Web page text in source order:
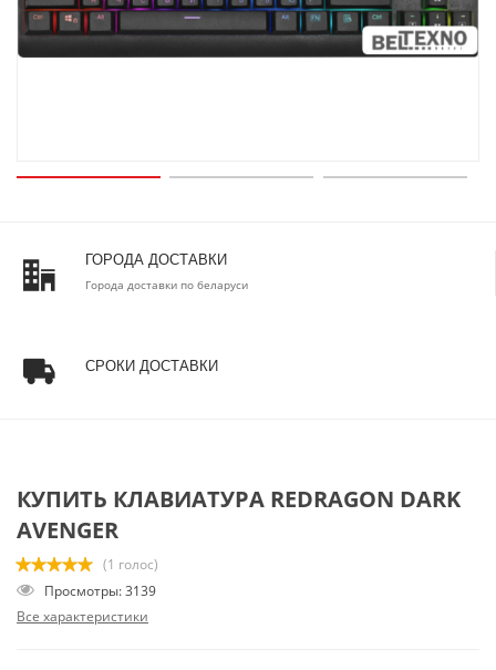
ГОРОДА ДОСТАВКИ
Города доставки по беларуси
СРОКИ ДОСТАВКИ
КУПИТЬ КЛАВИАТУРА REDRAGON DARK
AVENGER
(1 голос)
Просмотры: 3139
Все характеристики